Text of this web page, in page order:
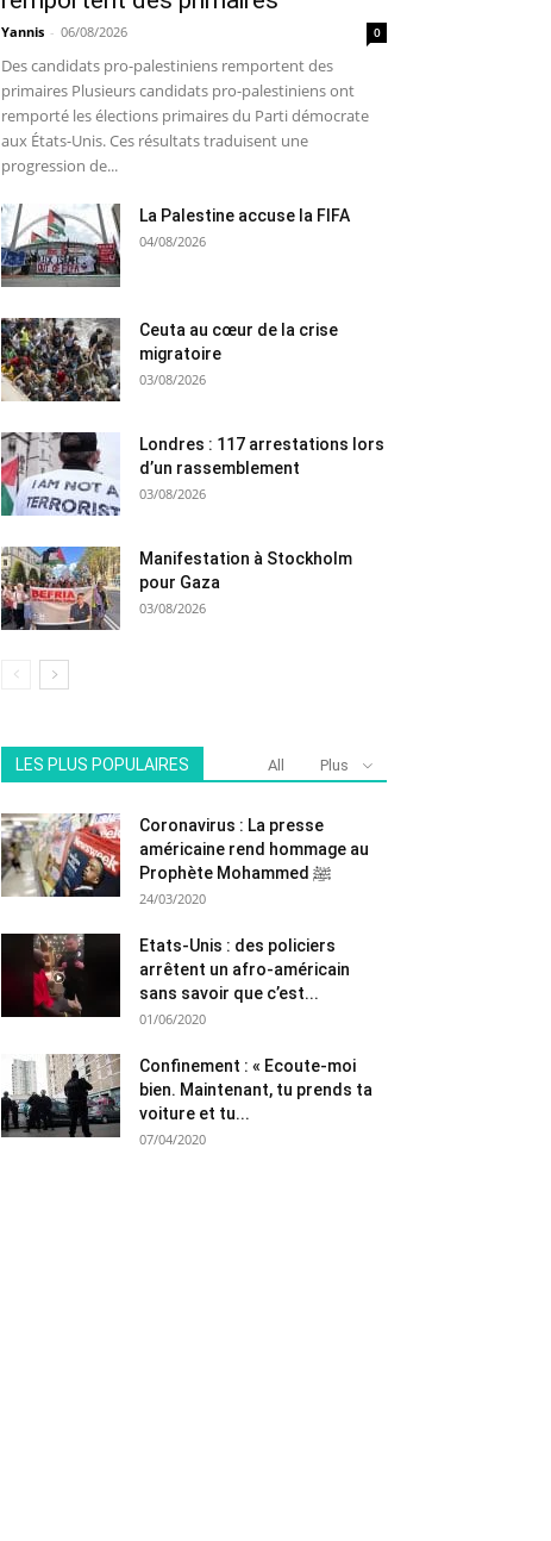
Yannis - 06/08/2026 0
Des candidats pro-palestiniens remportent des
primaires Plusieurs candidats pro-palestiniens ont
remporté les élections primaires du Parti démocrate
aux États-Unis. Ces résultats traduisent une
progression de...
La Palestine accuse la FIFA
04/08/2026
Ceuta au cœur de la crise
migratoire
03/08/2026
Londres : 117 arrestations lors
d’un rassemblement
03/08/2026
Manifestation à Stockholm
pour Gaza
03/08/2026
LES PLUS POPULAIRES All Plus
Coronavirus : La presse
américaine rend hommage au
Prophète Mohammed ﷺ
24/03/2020
Etats-Unis : des policiers
arrêtent un afro-américain
sans savoir que c’est...
01/06/2020
Confinement : « Ecoute-moi
bien. Maintenant, tu prends ta
voiture et tu...
07/04/2020